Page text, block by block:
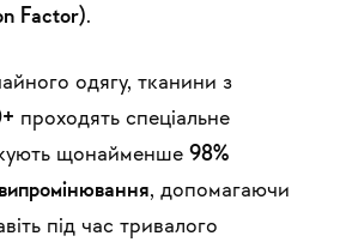
Factor).
одягу, тканини з
проходять спеціальне
щонайменше 98%
, допомагаючи
під час тривалого